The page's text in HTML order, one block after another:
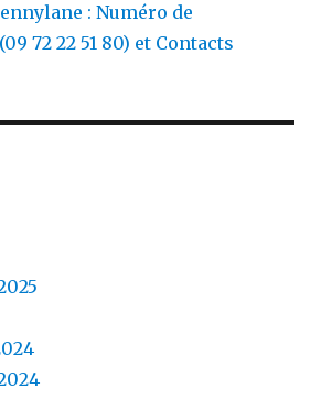
: Numéro de
72 22 51 80) et Contacts